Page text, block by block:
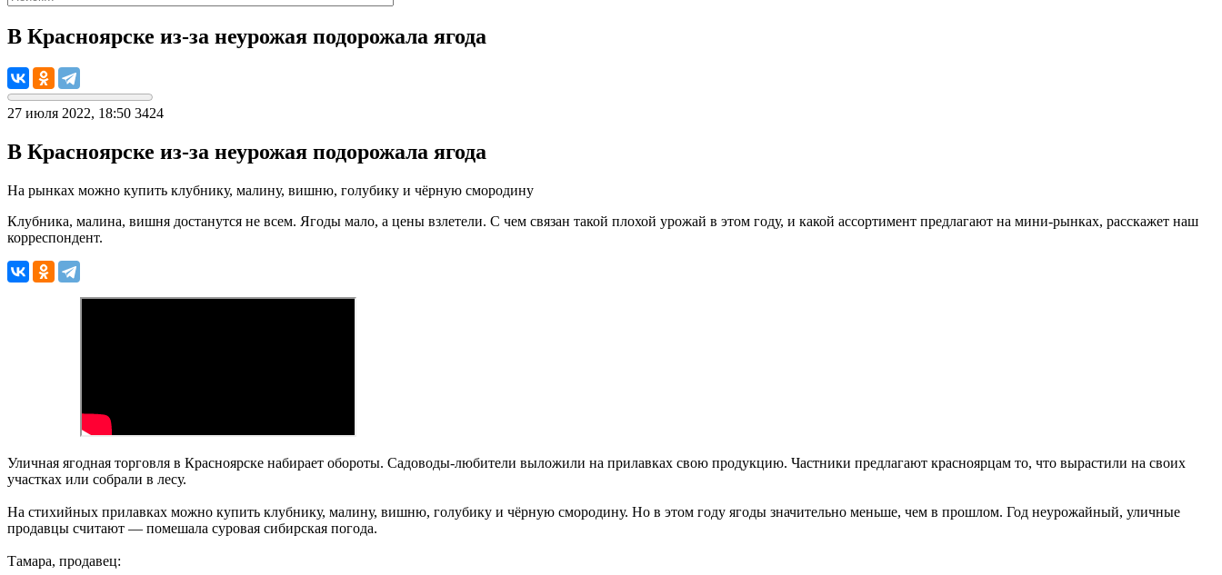
В Красноярске из-за неурожая подорожала ягода
27 июля 2022, 18:50 3424
В Красноярске из-за неурожая подорожала ягода
На рынках можно купить клубнику, малину, вишню, голубику и чёрную смородину
Клубника, малина, вишня достанутся не всем. Ягоды мало, а цены взлетели. С чем связан такой плохой урожай в этом году, и какой ассортимент предлагают на мини-рынках, расскажет наш
корреспондент.
Уличная ягодная торговля в Красноярске набирает обороты. Садоводы-любители выложили на прилавках свою продукцию. Частники предлагают красноярцам то, что вырастили на своих
участках или собрали в лесу.
На стихийных прилавках можно купить клубнику, малину, вишню, голубику и чёрную смородину. Но в этом году ягоды значительно меньше, чем в прошлом. Год неурожайный, уличные
продавцы считают — помешала суровая сибирская погода.
Тамара, продавец: